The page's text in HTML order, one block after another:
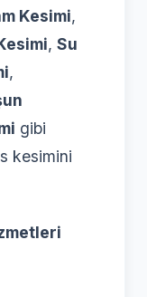
Kesimi,
, Su
,
gibi
kesimini